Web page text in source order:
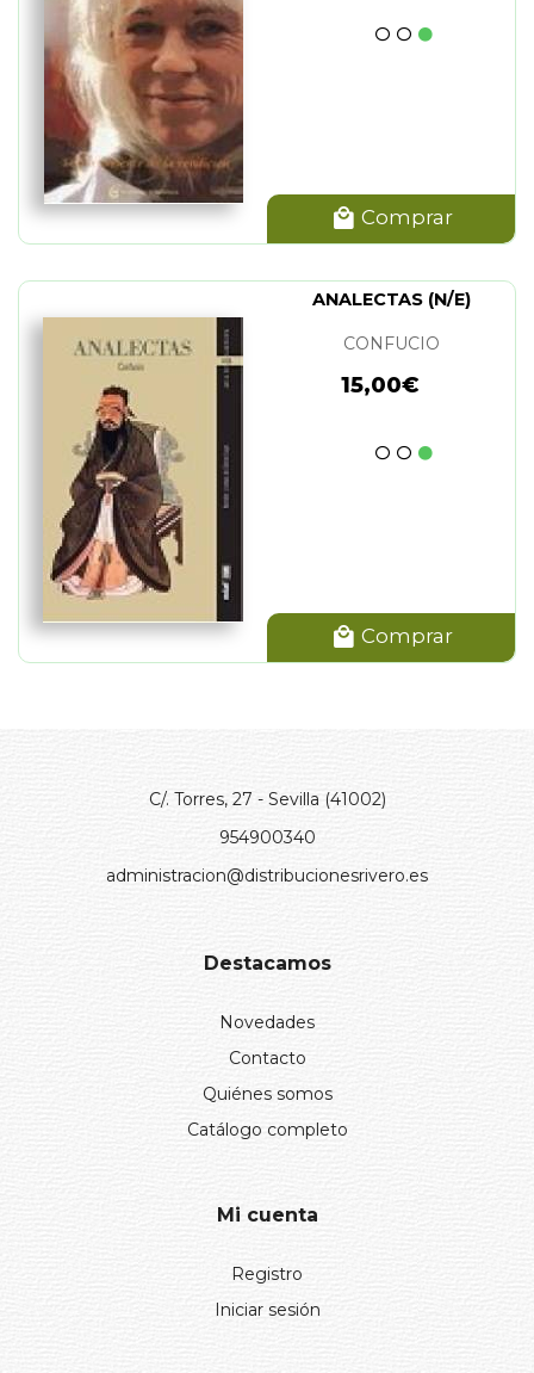
Comprar
ANALECTAS (N/E)
CONFUCIO
15,00€
Comprar
C/. Torres, 27 - Sevilla (41002)
954900340
administracion@distribucionesrivero.es
Destacamos
Novedades
Contacto
Quiénes somos
Catálogo completo
Mi cuenta
Registro
Iniciar sesión